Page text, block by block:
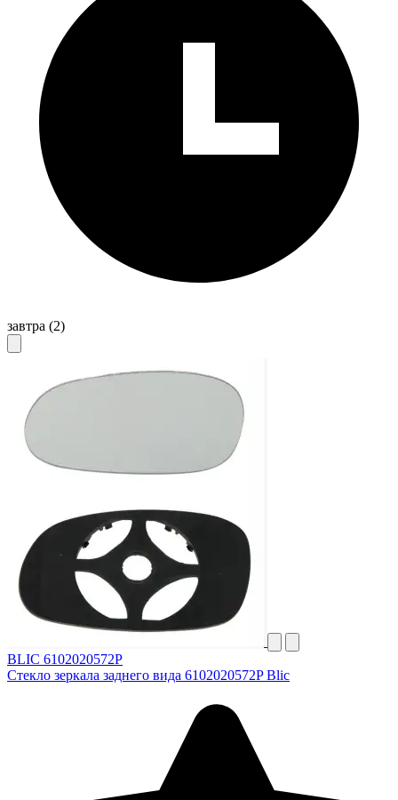
завтра (2)
BLIC 6102020572P
Стекло зеркала заднего вида 6102020572P Blic